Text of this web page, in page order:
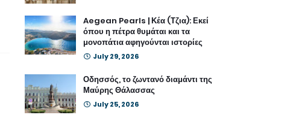
Aegean Pearls | Κέα (Τζια): Εκεί
όπου η πέτρα θυμάται και τα
μονοπάτια αφηγούνται ιστορίες
July 29, 2026
Οδησσός, το ζωντανό διαμάντι της
Μαύρης Θάλασσας
July 25, 2026